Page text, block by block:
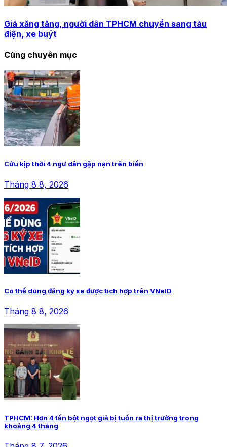
Giá xăng tăng, người dân TPHCM chuyển sang tàu
điện, xe buýt
Cùng chuyên mục
Cứu kịp thời 4 ngư dân gặp nạn trên biển
Tháng 8 8, 2026
Có thể dùng đăng ký xe được tích hợp trên VNeID
Tháng 8 8, 2026
TPHCM: Hơn 4 tấn bột ngọt giả bị tuồn ra thị trường trong
khoảng 4 tháng